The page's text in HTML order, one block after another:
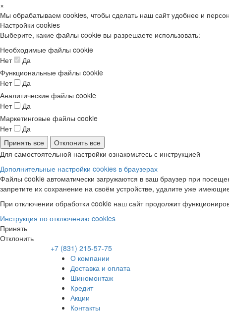
×
Мы обрабатываем cookies, чтобы сделать наш сайт удобнее и
Настройки cookies
Выберите, какие файлы cookie вы разрешаете использовать:
Необходимые файлы cookie
Нет
Да
Функциональные файлы cookie
Нет
Да
Аналитические файлы cookie
Нет
Да
Маркетинговые файлы cookie
Нет
Да
Принять все
Отклонить все
Для самостоятельной настройки ознакомьтесь с инструкцией
Дополнительные настройки cookies в браузерах
Файлы cookie автоматически загружаются в ваш браузер при
запретите их сохранение на своём устройстве, удалите уже
При отключении обработки cookie наш сайт продолжит
Инструкция по отключению cookies
Принять
Отклонить
+7 (831) 215-57-75
О компании
Доставка и оплата
Шиномонтаж
Кредит
Акции
Контакты